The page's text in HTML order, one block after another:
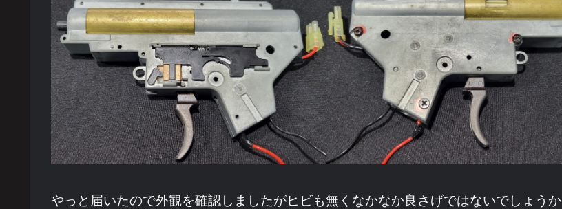
やっと届いたので外観を確認しましたがヒビも無くなかなか良さげではないでしょうか